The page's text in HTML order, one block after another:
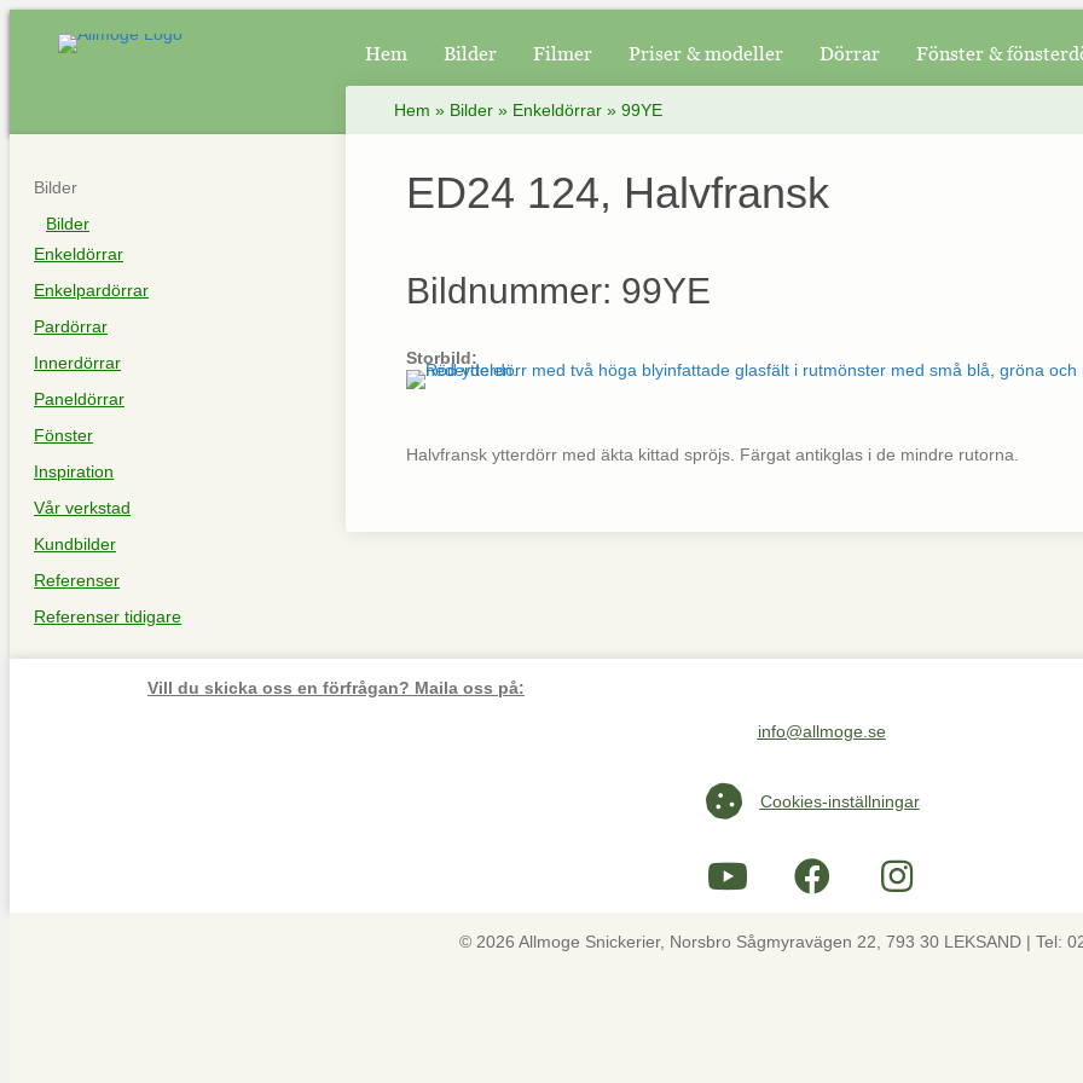
Hem Bilder Filmer Priser & modeller Dörrar Fönster &
Bilder
Bilder
Enkeldörrar
Enkelpardörrar
Pardörrar
Innerdörrar
Paneldörrar
Fönster
Inspiration
Vår verkstad
Kundbilder
Referenser
Referenser tidigare
Hem » Bilder» Enkeldörrar» 99YE
ED24 124, Halvfransk
Bildnummer: 99YE
Storbild:
Halvfransk ytterdörr med äkta kittad spröjs. Färgat antikglas i de mindre rutorna.
Vill du skicka oss en förfrågan? Maila oss på:
Maila oss på info@allmoge.se
info@allmoge.se
Cookies-inställningar
Cookies-inställningar
© 2026 Allmoge Snickerier, Norsbro Sågmyravägen 22, 793 30 LEKSAND | Tel: